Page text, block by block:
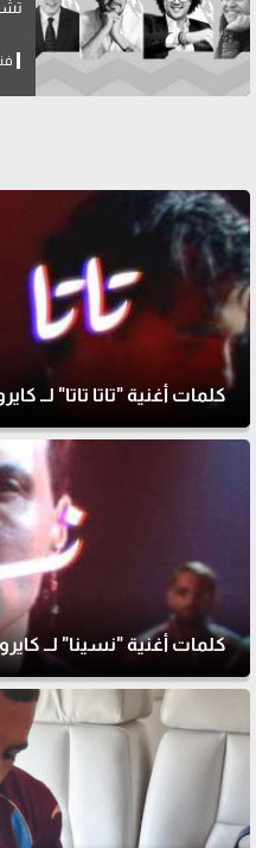
كلمات أغنية "تاتا تاتا" لــ
كلمات أغنية "نسينا" لــ كايروكي